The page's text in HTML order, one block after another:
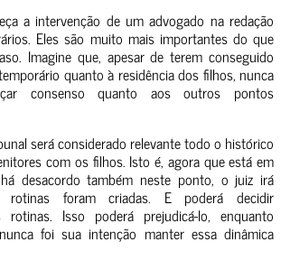
a intervenção de um advogado na redação
Eles são muito mais importantes do que
Imagine que, apesar de terem conseguido
quanto à residência dos filhos, nunca
consenso quanto aos outros pontos
será considerado relevante todo o histórico
com os filhos. Isto é, agora que está em
desacordo também neste ponto, o juiz irá
foram criadas. E poderá decidir
rotinas. Isso poderá prejudicá-lo, enquanto
foi sua intenção manter essa dinâmica